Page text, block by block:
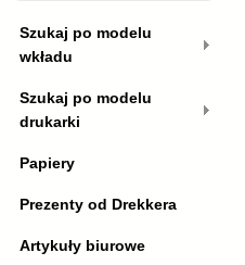
Szukaj po modelu
wkładu
Szukaj po modelu
drukarki
Papiery
Prezenty od Drekkera
Artykuły biurowe